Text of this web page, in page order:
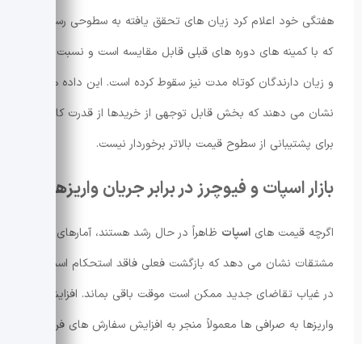
هفتگی خود اعلام کرد زیان های تحقق یافته به سطوحی رسیده
که با کمینه های دوره های قبلی قابل مقایسه است و نسبت سود
و زیان دارندگان کوتاه مدت نیز سقوط کرده است. این داده ها
نشان می دهند که بخش قابل توجهی از خریدها از قدرت کافی
برای پشتیبانی از سطوح قیمت بالاتر برخوردار نیست.
بازار اسپات و فیوچرز در برابر جریان واریزها
اگرچه قیمت های اسپات ظاهراً در حال رشد هستند، آمارهای
مشتقات نشان می دهد که بازگشت فعلی فاقد استحکام است و
در غیاب تقاضای جدید ممکن است موقت باقی بماند. افزایش
واریزها به صرافی ها معمولاً منجر به افزایش سفارش های فروش